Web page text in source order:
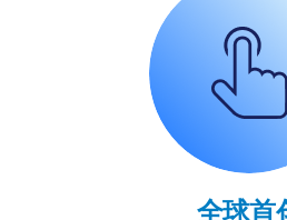
全球首